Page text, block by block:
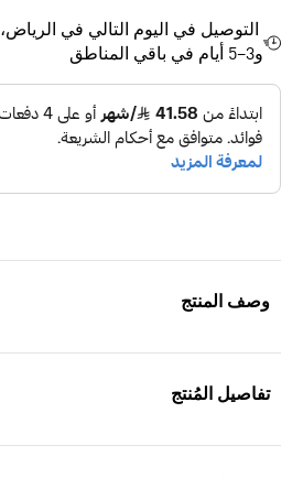
وصف المنتج
تفاصيل المُنتج
التوصيل في اليوم التالي في الرياض،
و3–5 أيام في باقي المناطق